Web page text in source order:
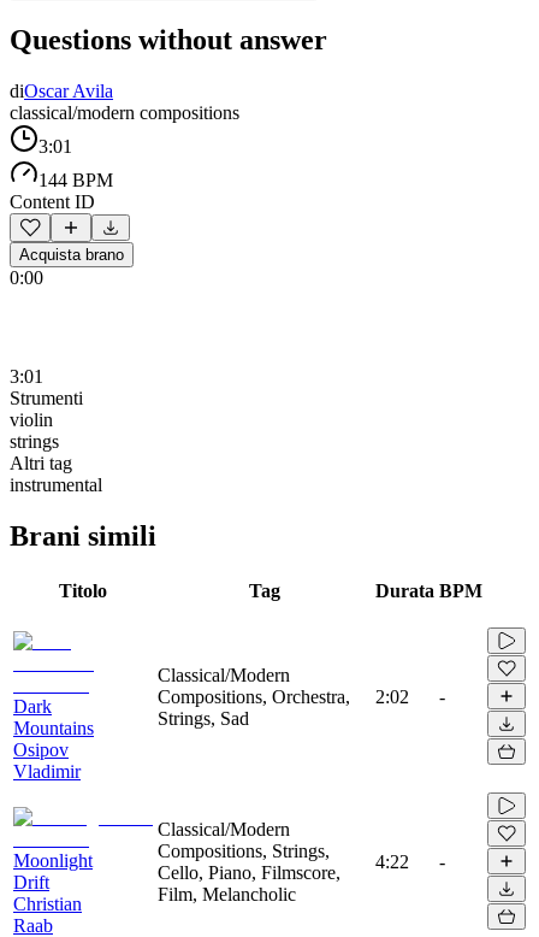
Questions without answer
diOscar Avila
classical/modern compositions
3:01
144 BPM
Content ID
Acquista brano
0:00
3:01
Strumenti
violin
strings
Altri tag
instrumental
Brani simili
Titolo Tag Durata BPM
Dark
Mountains
Osipov
Vladimir
Classical/Modern
Compositions, Orchestra,
Strings, Sad
2:02 -
Moonlight
Drift
Christian
Raab
Classical/Modern
Compositions, Strings,
Cello, Piano, Filmscore,
Film, Melancholic
4:22 -